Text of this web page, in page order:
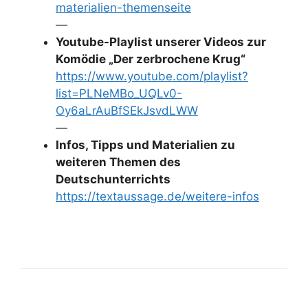
materialien-themenseite
—
Youtube-Playlist unserer Videos zur
Komödie „Der zerbrochene Krug“
https://www.youtube.com/playlist?
list=PLNeMBo_UQLv0-
Oy6aLrAuBfSEkJsvdLWW
—
Infos, Tipps und Materialien zu
weiteren Themen des
Deutschunterrichts
https://textaussage.de/weitere-infos